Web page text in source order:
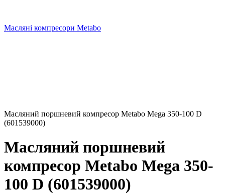
Масляні компресори Metabo
Масляний поршневий компресор Metabo Mega 350-100 D
(601539000)
Масляний поршневий
компресор Metabo Mega 350-
100 D (601539000)